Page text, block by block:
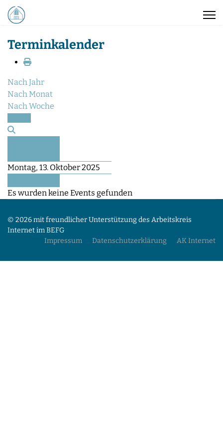
Terminkalender
Nach Jahr
Nach Monat
Nach Woche
Montag, 13. Oktober 2025
Es wurden keine Events gefunden
© 2026 mit freundlicher Unterstützung des Arbeitskreis
Internet im BEFG
Impressum
Datenschutzerklärung AK Internet